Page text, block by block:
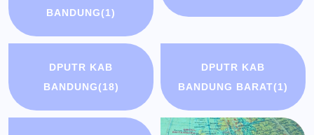
BANDUNG(1)
DPUTR KAB
BANDUNG(18)
DPUTR KAB
BANDUNG BARAT(1)